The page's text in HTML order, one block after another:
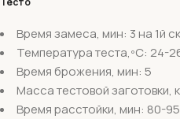
Время замеса, мин: 3 на 1й
Температура теста,ºС: 24-
Время брожения, мин: 5
Масса тестовой заготовки,
Время расстойки, мин: 80-95